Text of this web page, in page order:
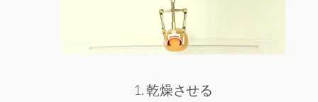
1. 乾燥させる